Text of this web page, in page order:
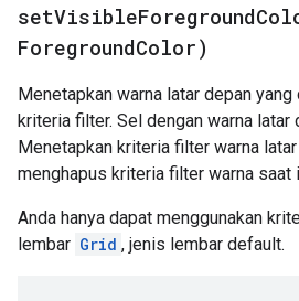
ForegroundColor)
Menetapkan warna latar depan
kriteria filter. Sel dengan warna latar
Menetapkan kriteria filter warna
menghapus kriteria filter warna saat
Anda hanya dapat menggunakan
lembar Grid , jenis lembar default.